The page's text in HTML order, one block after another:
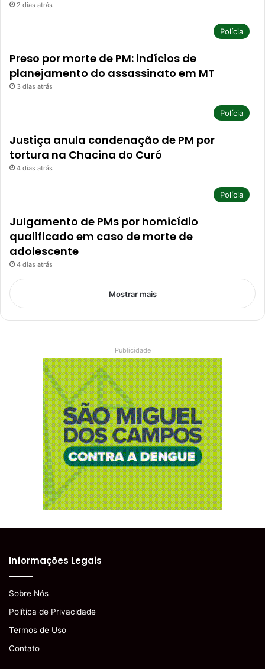
2 dias atrás
Polícia
Preso por morte de PM: indícios de
planejamento do assassinato em MT
3 dias atrás
Polícia
Justiça anula condenação de PM por
tortura na Chacina do Curó
4 dias atrás
Polícia
Julgamento de PMs por homicídio
qualificado em caso de morte de
adolescente
4 dias atrás
Mostrar mais
Publicidade
Informações Legais
Sobre Nós
Política de Privacidade
Termos de Uso
Contato